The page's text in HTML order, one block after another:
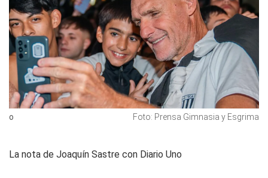
o Foto: Prensa Gimnasia y Esgrima
La nota de Joaquín Sastre con Diario Uno